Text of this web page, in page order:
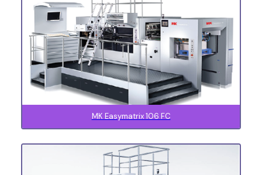
MK Easymatrix 106 FC